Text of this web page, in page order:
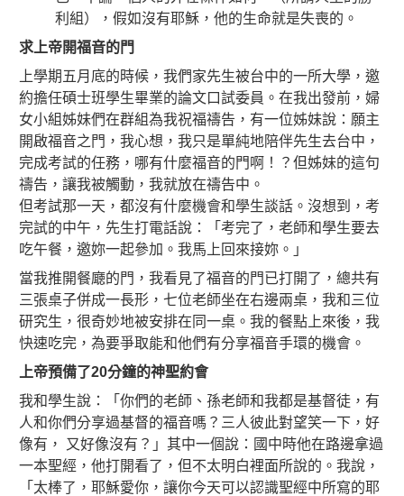
利組），假如沒有耶穌，他的生命就是失喪的。
求上帝開福音的門
上學期五月底的時候，我們家先生被台中的一所大學，邀
約擔任碩士班學生畢業的論文口試委員。在我出發前，婦
女小組姊妹們在群組為我祝福禱告，有一位姊妹說：願主
開啟福音之門，我心想，我只是單純地陪伴先生去台中，
完成考試的任務，哪有什麼福音的門啊！？但姊妹的這句
禱告，讓我被觸動，我就放在禱告中。
但考試那一天，都沒有什麼機會和學生談話。沒想到，考
完試的中午，先生打電話說：「考完了，老師和學生要去
吃午餐，邀妳一起參加。我馬上回來接妳。」
當我推開餐廰的門，我看見了福音的門已打開了，總共有
三張桌子併成一長形，七位老師坐在右邊兩桌，我和三位
研究生，很奇妙地被安排在同一桌。我的餐點上來後，我
快速吃完，為要爭取能和他們有分享福音手環的機會。
上帝預備了20分鐘的神聖約會
我和學生說：「你們的老師、孫老師和我都是基督徒，有
人和你們分享過基督的福音嗎？三人彼此對望笑一下，好
像有， 又好像沒有？」其中一個說：國中時他在路邊拿過
一本聖經，他打開看了，但不太明白裡面所說的。我說，
「太棒了，耶穌愛你，讓你今天可以認識聖經中所寫的耶